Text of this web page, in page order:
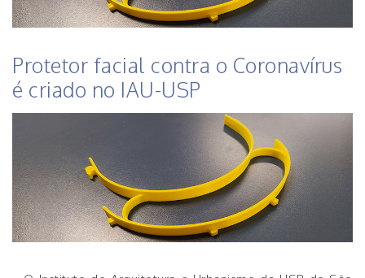
Protetor facial contra o Coronavírus
é criado no IAU-USP